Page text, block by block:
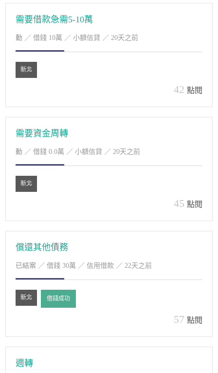
需要借款急需5-10萬
勳 ／ 借錢 10萬 ／ 小額信貸 ／ 20天之前
新北
42 點閱
需要資金周轉
勳 ／ 借錢 0.0萬 ／ 小額信貸 ／ 20天之前
新北
45 點閱
償還其他債務
已結案 ／ 借錢 30萬 ／ 信用借款 ／ 22天之前
新北 借錢成功
57 點閱
週轉